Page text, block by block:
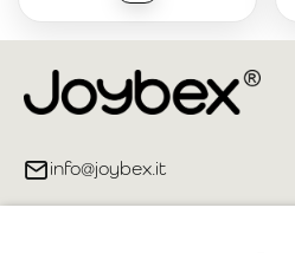
info@joybex.it